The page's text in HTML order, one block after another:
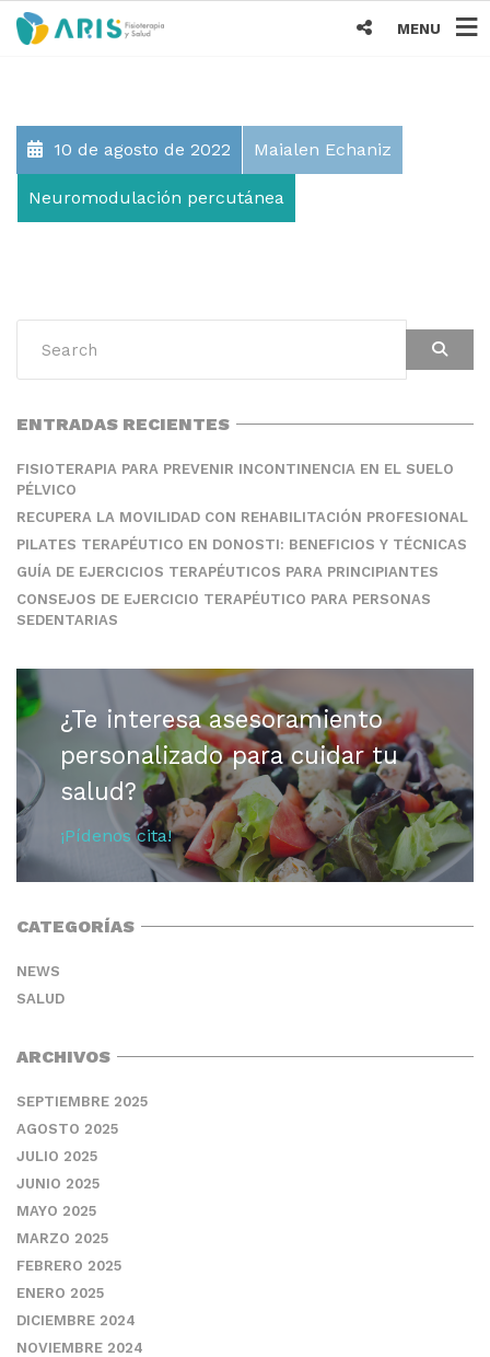
MENU
10 de agosto de 2022 Maialen Echaniz
Neuromodulación percutánea
ENTRADAS RECIENTES
FISIOTERAPIA PARA PREVENIR INCONTINENCIA EN EL SUELO
PÉLVICO
RECUPERA LA MOVILIDAD CON REHABILITACIÓN PROFESIONAL
PILATES TERAPÉUTICO EN DONOSTI: BENEFICIOS Y TÉCNICAS
GUÍA DE EJERCICIOS TERAPÉUTICOS PARA PRINCIPIANTES
CONSEJOS DE EJERCICIO TERAPÉUTICO PARA PERSONAS
SEDENTARIAS
¿Te interesa asesoramiento
personalizado para cuidar tu
salud?
¡Pídenos cita!
CATEGORÍAS
NEWS
SALUD
ARCHIVOS
SEPTIEMBRE 2025
AGOSTO 2025
JULIO 2025
JUNIO 2025
MAYO 2025
MARZO 2025
FEBRERO 2025
ENERO 2025
DICIEMBRE 2024
NOVIEMBRE 2024